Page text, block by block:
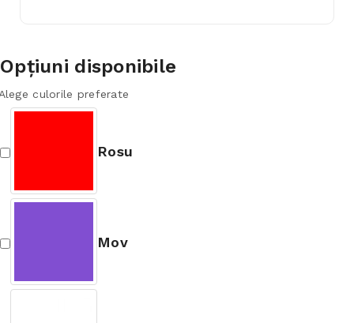
Opţiuni disponibile
culorile preferate
Rosu
Mov